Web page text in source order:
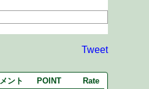
Tweet
ント POINT
Rate